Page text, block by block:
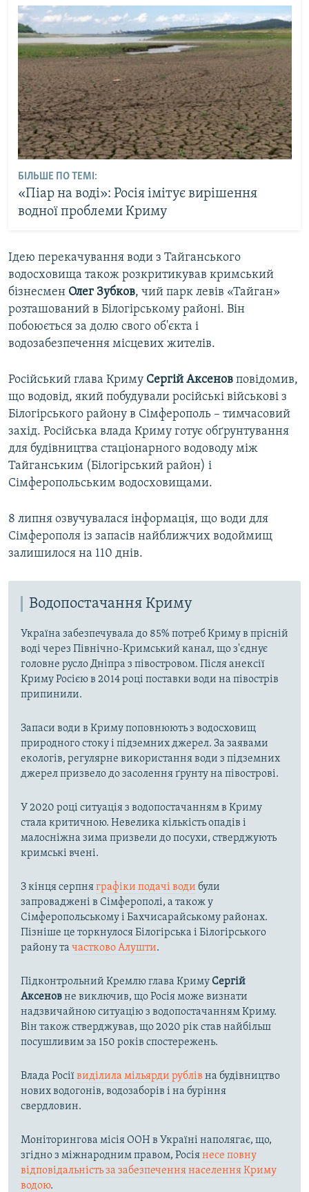
БІЛЬШЕ ПО ТЕМІ:
«Піар на воді»: Росія імітує вирішення
водної проблеми Криму
Ідею перекачування води з Тайганського
водосховища також розкритикував кримський
бізнесмен Олег Зубков, чий парк левів «Тайган»
розташований в Білогірському районі. Він
побоюється за долю свого об'єкта і
водозабезпечення місцевих жителів.
Російський глава Криму Сергій Аксенов повідомив,
що водовід, який побудували російські військові з
Білогірського району в Сімферополь – тимчасовий
захід. Російська влада Криму готує обґрунтування
для будівництва стаціонарного водоводу між
Тайганським (Білогірський район) і
Сімферопольським водосховищами.
8 липня озвучувалася інформація, що води для
Сімферополя із запасів найближчих водоймищ
залишилося на 110 днів.
Водопостачання Криму
Україна забезпечувала до 85% потреб Криму в прісній
воді через Північно-Кримський канал, що з'єднує
головне русло Дніпра з півостровом. Після анексії
Криму Росією в 2014 році поставки води на півострів
припинили.
Запаси води в Криму поповнюють з водосховищ
природного стоку і підземних джерел. За заявами
екологів, регулярне використання води з підземних
джерел призвело до засолення ґрунту на півострові.
У 2020 році ситуація з водопостачанням в Криму
стала критичною. Невелика кількість опадів і
малосніжна зима призвели до посухи, стверджують
кримські вчені.
З кінця серпняграфіки подачі води були
запроваджені в Сімферополі, а також у
Сімферопольському і Бахчисарайському районах.
Пізніше це торкнулося Білогірська і Білогірського
району та частково Алушти.
Підконтрольний Кремлю глава КримуСергій
Аксеновне виключив, що Росія може визнати
надзвичайною ситуацію з водопостачанням Криму.
Він також стверджував, що 2020 рік став найбільш
посушливим за 150 років спостережень.
Влада Росіївиділила мільярди рублів на будівництво
нових водогонів, водозаборів і на буріння
свердловин.
Моніторингова місія ООН в Україні наполягає, що,
згідно з міжнародним правом, Росіянесе повну
відповідальність за забезпечення населення Криму
водою.